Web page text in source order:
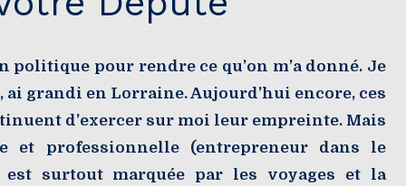
politique pour rendre ce qu’on m’a donné. Je
ai grandi en Lorraine. Aujourd’hui encore, ces
d’exercer sur moi leur empreinte. Mais
et professionnelle (entrepreneur dans le
surtout marquée par les voyages et la